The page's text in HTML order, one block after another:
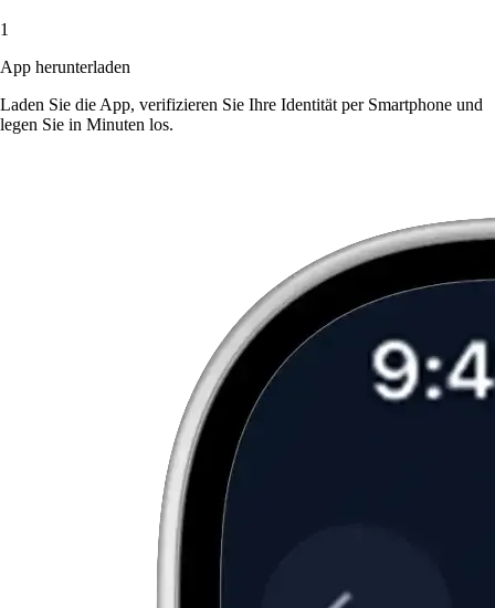
1
App herunterladen
Laden Sie die App, verifizieren Sie Ihre Identität per Smartphone und
legen Sie in Minuten los.